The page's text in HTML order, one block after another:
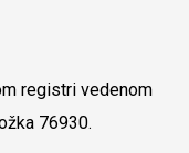
registri vedenom
76930.